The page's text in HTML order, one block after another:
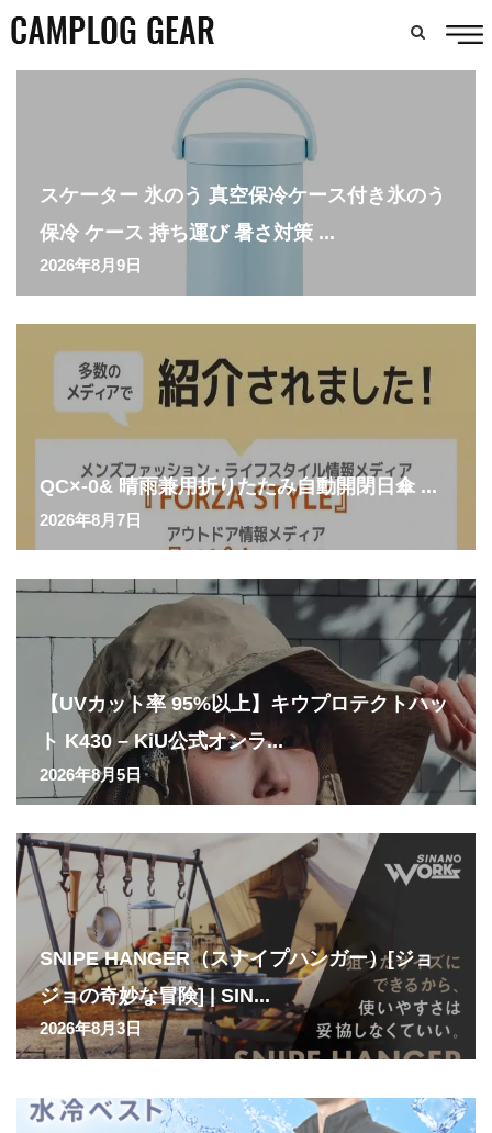
2026年8月9日
スケーター 氷のう 真空保冷ケース付き氷のう
保冷 ケース 持ち運び 暑さ対策 ...
2026年8月7日
QC×-0& 晴雨兼用折りたたみ自動開閉日傘 ...
2026年8月5日
【UVカット率 95%以上】キウプロテクトハッ
ト K430 – KiU公式オンラ...
2026年8月3日
SNIPE HANGER（スナイプハンガー）[ジョ
ジョの奇妙な冒険] | SIN...